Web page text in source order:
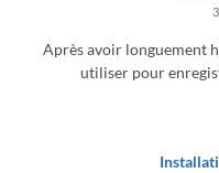
Après avoir longuement
utiliser pour